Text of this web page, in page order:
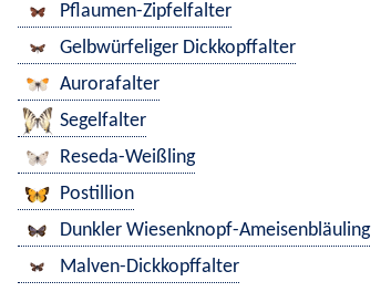
Pflaumen-Zipfelfalter
Gelbwürfeliger Dickkopffalter
Aurorafalter
Segelfalter
Reseda-Weißling
Postillion
Dunkler Wiesenknopf-Ameisenbläuling
Malven-Dickkopffalter